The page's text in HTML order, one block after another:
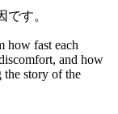
す。
how fast each
and how
the story of the